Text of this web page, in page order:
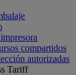
compartidos
autorizadas
Tariff